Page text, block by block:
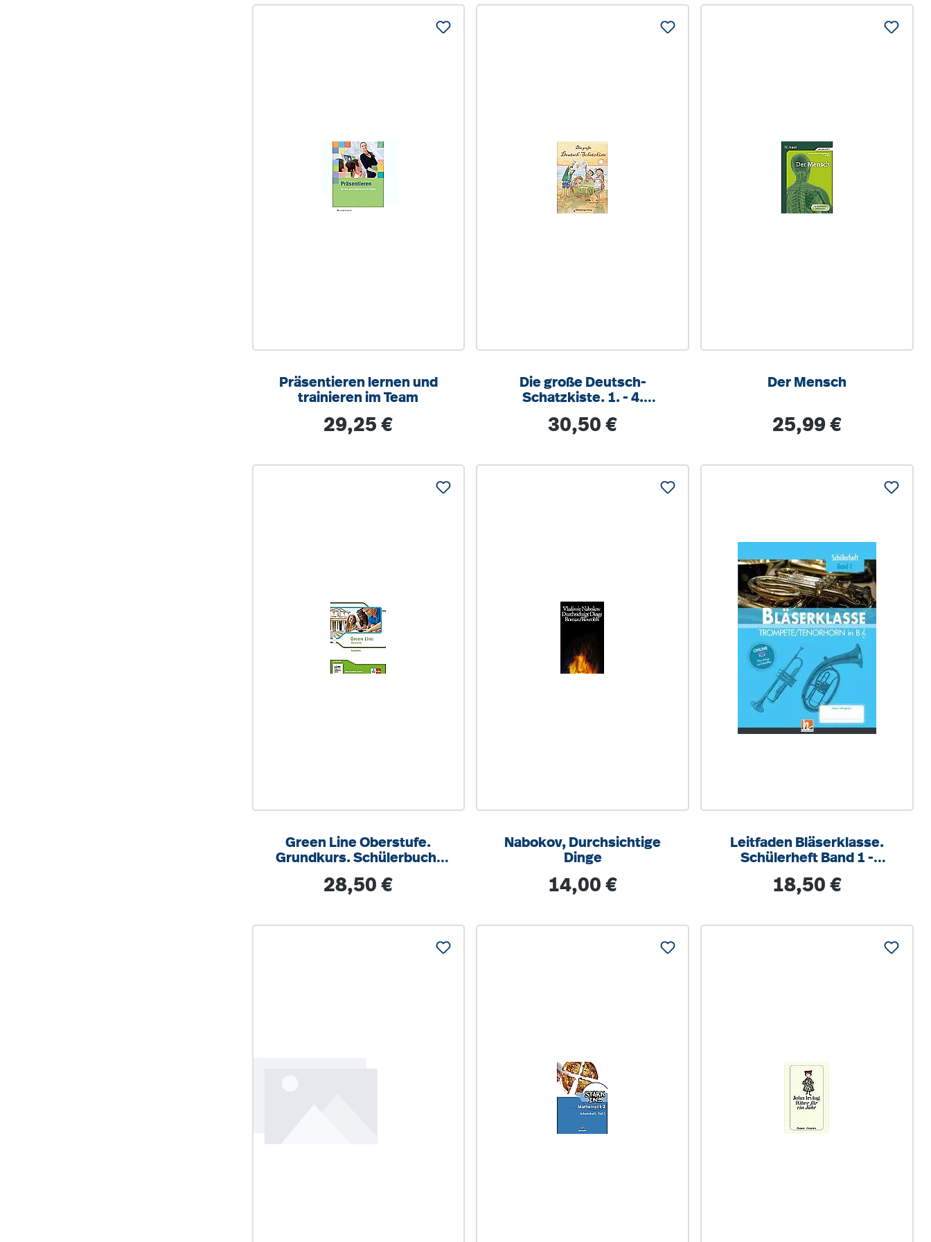
Präsentieren lernen und
trainieren im Team
Regulärer Preis:
29,25 €
Die große Deutsch-
Schatzkiste. 1. - 4.
Regulärer Preis:
30,50 €
Der Mensch
Regulärer Preis:
25,99 €
Green Line Oberstufe.
Grundkurs. Schülerbuch.
Regulärer Preis:
28,50 €
Nabokov, Durchsichtige
Dinge
Regulärer Preis:
14,00 €
Leitfaden Bläserklasse.
Schülerheft Band 1 -
Regulärer Preis:
18,50 €